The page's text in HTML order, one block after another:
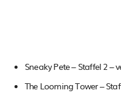
Sneaky Pete – Staffel 2 –
The Looming Tower –